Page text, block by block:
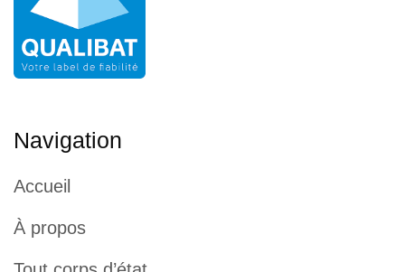
Navigation
Accueil
À propos